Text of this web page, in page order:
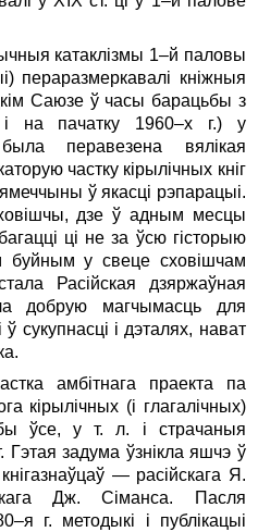
катаклізмы 1–й паловы
пераразмеркавалі кніжныя
Саюзе ў часы барацьбы з
на пачатку 1960–х г.) у
была перавезена вялікая
частку кірылічных кніг
ў якасці рэпарацыі.
дзе ў адным месцы
ці не за ўсю гісторыю
буйным у свеце сховішчам
Расійская дзяржаўная
добрую магчымасць для
ў сукупнасці і дэталях, нават
амбітнага праекта па
кірылічных (і глагалічных)
бы ўсе, у т. л. і страчаныя
Гэтая задума ўзнікла яшчэ ў
— расійскага Я.
Дж. Сіманса. Пасля
г. методыкі і публікацыі